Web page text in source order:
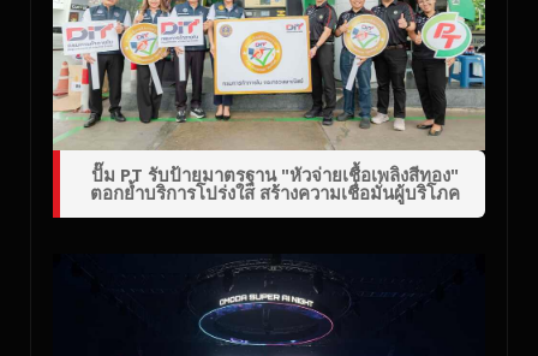
ปั๊ม PT รับป้ายมาตรฐาน "หัวจ่ายเชื้อเพลิงสีทอง"
ตอกย้ำบริการโปร่งใส สร้างความเชื่อมั่นผู้บริโภค